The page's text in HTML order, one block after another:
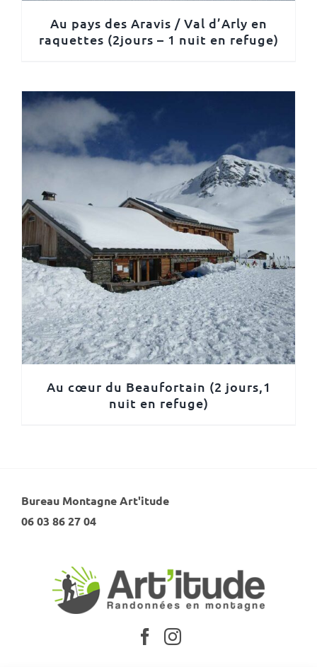
Au pays des Aravis / Val d’Arly en
raquettes (2jours – 1 nuit en refuge)
Au cœur du Beaufortain (2 jours,1
nuit en refuge)
Bureau Montagne Art'itude
06 03 86 27 04